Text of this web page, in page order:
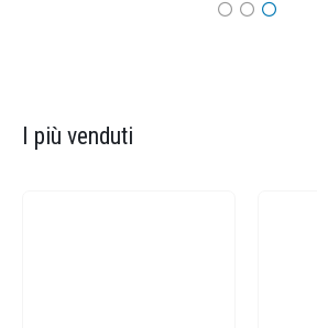
I più venduti